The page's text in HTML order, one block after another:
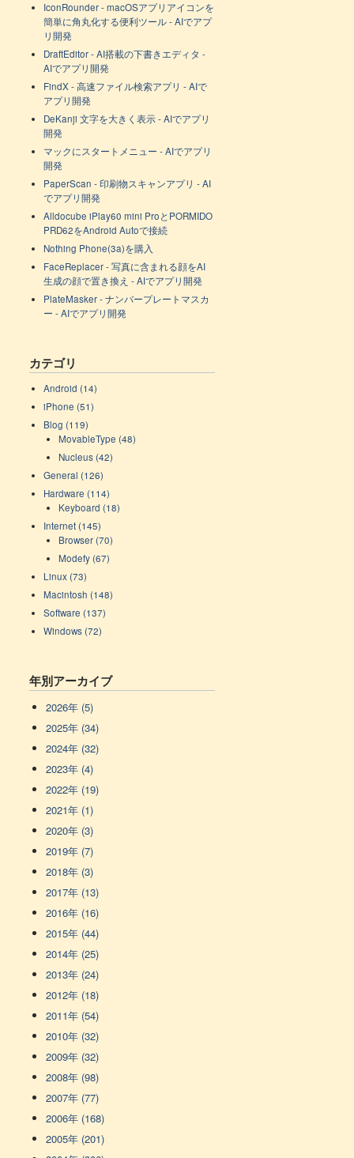
IconRounder - macOSアプリアイコンを
簡単に角丸化する便利ツール - AIでアプ
リ開発
DraftEditor - AI搭載の下書きエディタ -
AIでアプリ開発
FindX - 高速ファイル検索アプリ - AIで
アプリ開発
DeKanji 文字を大きく表示 - AIでアプリ
開発
マックにスタートメニュー - AIでアプリ
開発
PaperScan - 印刷物スキャンアプリ - AI
でアプリ開発
Alldocube iPlay60 mini ProとPORMIDO
PRD62をAndroid Autoで接続
Nothing Phone(3a)を購入
FaceReplacer - 写真に含まれる顔をAI
生成の顔で置き換え - AIでアプリ開発
PlateMasker - ナンバープレートマスカ
ー - AIでアプリ開発
カテゴリ
Android (14)
iPhone (51)
Blog (119)
MovableType (48)
Nucleus (42)
General (126)
Hardware (114)
Keyboard (18)
Internet (145)
Browser (70)
Modefy (67)
Linux (73)
Macintosh (148)
Software (137)
Windows (72)
年別アーカイブ
2026年 (5)
2025年 (34)
2024年 (32)
2023年 (4)
2022年 (19)
2021年 (1)
2020年 (3)
2019年 (7)
2018年 (3)
2017年 (13)
2016年 (16)
2015年 (44)
2014年 (25)
2013年 (24)
2012年 (18)
2011年 (54)
2010年 (32)
2009年 (32)
2008年 (98)
2007年 (77)
2006年 (168)
2005年 (201)